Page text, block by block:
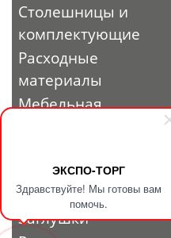
ЭКСПО-ТОРГ
Здравствуйте! Мы готовы вам
помочь.
Столешницы и
комплектующие
Расходные
материалы
Мебельная
профиль и
фурнитура
Заглушки